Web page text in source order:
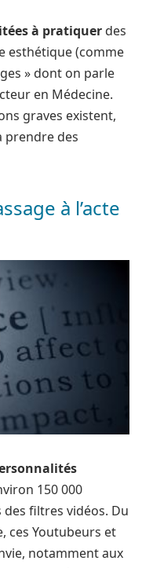
à pratiquer des
esthétique (comme
» dont on parle
en Médecine.
graves existent,
prendre des
à l’acte
150 000
des filtres vidéos. Du
ces Youtubeurs et
notamment aux